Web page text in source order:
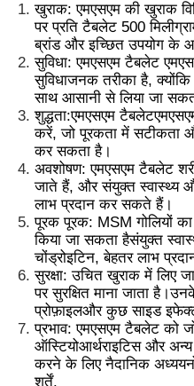
घर
उत्पाद
वीडियो
हमारे बारे में
खुराक: एमएसएम की खुराक
पर प्रति टैबलेट 500
ब्रांड और इच्छित उपयोग के
सुविधा: एमएसएम टैबलेट
सुविधाजनक तरीका है, क्योंकि
साथ आसानी से लिया जा
शुद्धता:एमएसएम टैबलेट
करें, जो पूरकता में सटीकता
कर सकता है।
अवशोषण: एमएसएम टैबलेट
जाते हैं, और संयुक्त स्वास्थ्य
लाभ प्रदान कर सकते हैं।
पूरक पूरक: MSM गोलियों
किया जा सकता हैसंयुक्त
चोंड्रोइटिन, बेहतर लाभ
सुरक्षा: उचित खुराक में लिए
पर सुरक्षित माना जाता
प्रोफ़ाइलऔर कुछ साइड
प्रभाव: एमएसएम टैबलेट को
ऑस्टियोआर्थराइटिस और
करने के लिए नैदानिक
शर्तें.